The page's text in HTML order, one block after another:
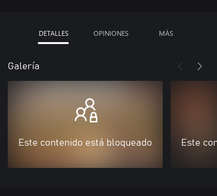
DETALLES OPINIONES MÁS
Galería
Este contenido está bloqueado Este